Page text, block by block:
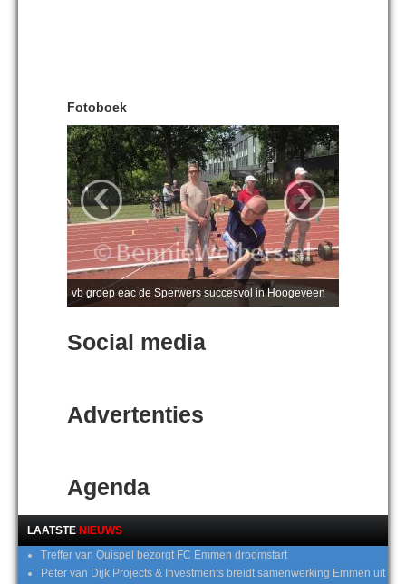
Fotoboek
vb groep eac de Sperwers succesvol in Hoogeveen
‹ ›
Social media
Advertenties
Agenda
LAATSTE NIEUWS
Treffer van Quispel bezorgt FC Emmen droomstart
Peter van Dijk Projects & Investments breidt samenwerking Emmen uit